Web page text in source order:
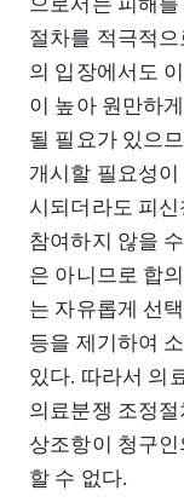
절차를 적극적
의 입장에서도
이 높아 원만하
될 필요가 있으
개시할 필요성
시되더라도 피
참여하지 않을
은 아니므로 합
는 자유롭게 선
등을 제기하여
있다. 따라서 의
의료분쟁 조정
상조항이 청구
할 수 없다.